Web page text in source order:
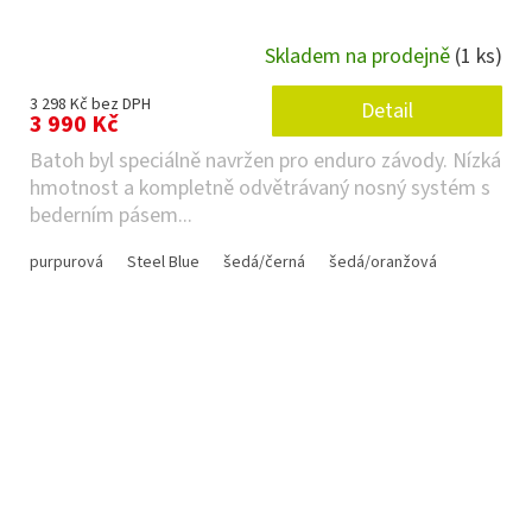
Skladem na prodejně (1 ks)
3 298 Kč bez DPH
3 990 Kč
Detail
Batoh byl speciálně navržen pro enduro závody. Nízká
hmotnost a kompletně odvětrávaný nosný systém s
bederním pásem...
purpurová Steel Blue šedá/černá šedá/oranžová